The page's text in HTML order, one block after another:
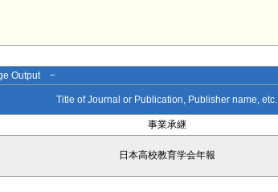
Output −
Title of Journal or Publication, Publisher name, etc.
事業承継
日本高校教育学会年報